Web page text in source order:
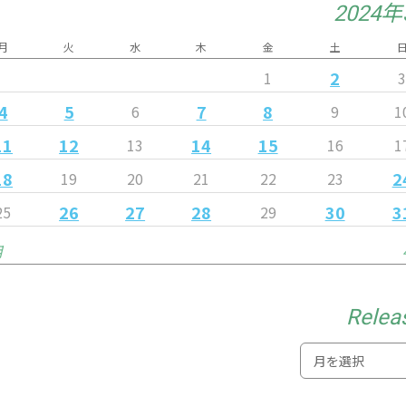
2024
火 水 木 金 土 日
1 2 3
5 6 7 8 9
12 13 14 15 16
19 20 21 22 23
26 27 28 29 30